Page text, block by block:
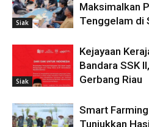
Siak
Maksimalkan
Tenggelam di
Siak
Kejayaan
Bandara SSK
Gerbang Riau
Smart
Tunjukkan